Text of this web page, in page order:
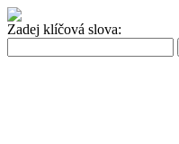
Zadej klíčová slova: